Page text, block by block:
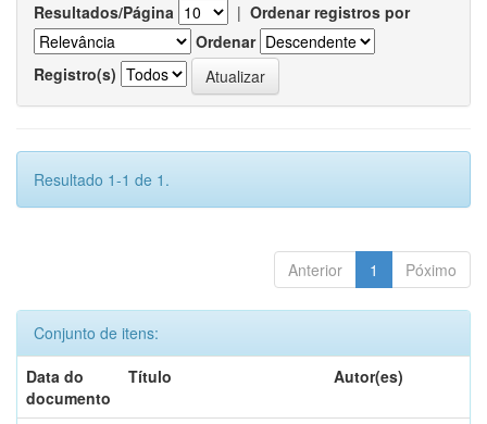
Resultados/Página | Ordenar registros por
Ordenar
Registro(s)
Resultado 1-1 de 1.
Anterior 1 Póximo
Conjunto de itens:
Data do
documento
Título Autor(es)